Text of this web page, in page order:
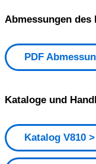
Abmessungen
PDF
Kataloge und
Katalog V810